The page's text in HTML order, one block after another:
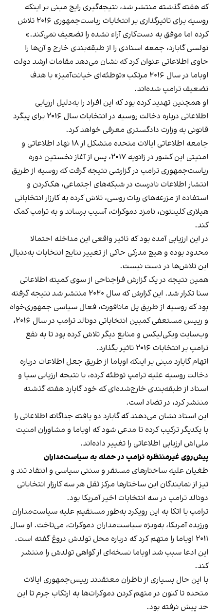
که هفته گذشته منتشر شد، نتیجه‌گیری رایج مبنی بر اینکه
روسیه برای تاثیرگذاری بر انتخابات ریاست‌جمهوری ۲۰۱۶ تلاش
کرده اما موفق به دست‌کاری آراء نشده را تضعیف نمی‌کند.»
تولسی گابارد، جمعه اسنادی را از طبقه‌بندی خارج و آن‌ها را
حاوی اطلاعاتی عنوان کرد که نشان می‌دهد مقامات ارشد دولت
اوباما در سال ۲۰۱۶ مرتکب «توطئه‌ای خیانت‌آمیز» با هدف
تضعیف ترامپ شده‌اند.
او همچنین تهدید کرده بود که این افراد را به‌دلیل ارزیابی
اطلاعاتی درباره‌ دخالت روسیه در انتخابات سال ۲۰۱۶ برای پیگرد
قانونی به وزارت دادگستری معرفی خواهد کرد.
جامعه اطلاعاتی ایالات متحده متشکل از ۱۸ نهاد اطلاعاتی و
امنیتی این کشور در ژانویه ۲۰۱۷، پس از آغاز نخستین دوره
ریاست‌جمهوری ترامپ در گزارشی نتیجه گرفت که روسیه از طریق
انتشار اطلاعات نادرست در شبکه‌های اجتماعی، هک‌کردن و
استفاده از مزرعه‌های ربات روسی، تلاش کرده به کارزار انتخاباتی
هیلاری کلینتون، نامزد دموکرات، آسیب برساند و به ترامپ کمک
کند.
در این ارزیابی آمده بود که تاثیر واقعی این مداخله احتمالا
محدود بوده و هیچ مدرکی حاکی از تغییر نتایج انتخابات به‌دنبال
این تلاش‌ها در دست نیست.
همین نتیجه در یک گزارش فراجناحی از سوی کمیته اطلاعاتی
سنا تکرار شد. این گزارش که سال ۲۰۲۰ منتشر شد نتیجه گرفته
بود که روسیه از طریق پل مانافورت، فعال سیاسی جمهوری‌خواه
و رییس مستعفی کمپین انتخاباتی دونالد ترامپ در سال ۲۰۱۶،
وب‌سایت ویکی‌لیکس و منابع دیگر تلاش کرده بود تا به نفع
ترامپ بر انتخابات ۲۰۱۶ تاثیر بگذارد.
اتهام گابارد مبنی بر اینکه اوباما از طریق جعل اطلاعات درباره
دخالت روسیه علیه ترامپ توطئه کرده، با نتیجه ارزیابی سیا و
اسناد از طبقه‌بندی خارج‌شده‌ای که خود گابارد هفته گذشته
منتشر کرد، در تضاد است.
این اسناد نشان می‌دهند که گابارد دو یافته جداگانه اطلاعاتی را
با یکدیگر ترکیب کرده تا مدعی شود که اوباما و مشاوران امنیت
ملی‌اش ارزیابی اطلاعاتی را تغییر داده‌اند.
پیش‌روی غیرمنتظره ترامپ در حمله به سیاست‌مداران
طغیان علیه ساختارهای مستقر و سنتی سیاسی و انتقاد تند و
تیز از نمایندگان این ساختارها مرکز ثقل هر سه کارزار انتخاباتی
دونالد ترامپ در سه انتخابات اخیر آمریکا بود.
ترامپ با اتکا به این رویکرد به‌طور مستقیم علیه سیاست‌مداران
ورزیده آمریکا، به‌ویژه سیاست‌مداران دموکرات، می‌تاخت. او سال
۲۰۱۱ اوباما را متهم کرد که درباره محل تولدش دروغ گفته است.
این ادعا سبب شد اوباما نسخه‌ای از گواهی تولدش را منتشر
کند.
با این حال بسیاری از ناظران معتقدند رییس‌جمهوری ایالات
متحده تا کنون در متهم کردن دموکرات‌ها به ارتکاب جرم تا این
حد پیش نرفته بود.